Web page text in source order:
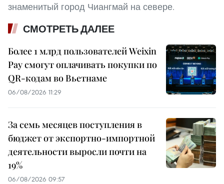
знаменитый город Чиангмай на севере.
СМОТРЕТЬ ДАЛЕЕ
Более 1 млрд пользователей Weixin
Pay смогут оплачивать покупки по
QR-кодам во Вьетнаме
06/08/2026 11:29
За семь месяцев поступления в
бюджет от экспортно-импортной
деятельности выросли почти на
19%
06/08/2026 09:57